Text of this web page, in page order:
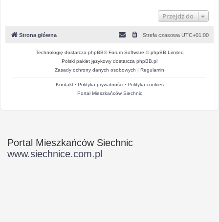
Przejdź do
Strona główna Strefa czasowa UTC+01:00
Technologię dostarcza phpBB® Forum Software © phpBB Limited
Polski pakiet językowy dostarcza phpBB.pl
Zasady ochrony danych osobowych | Regulamin
Kontakt· Polityka prywatności· Polityka cookies
Portal Mieszkańców Siechnic
Portal Mieszkańców Siechnic
www.siechnice.com.pl